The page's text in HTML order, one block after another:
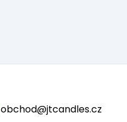
obchod@jtcandles.cz